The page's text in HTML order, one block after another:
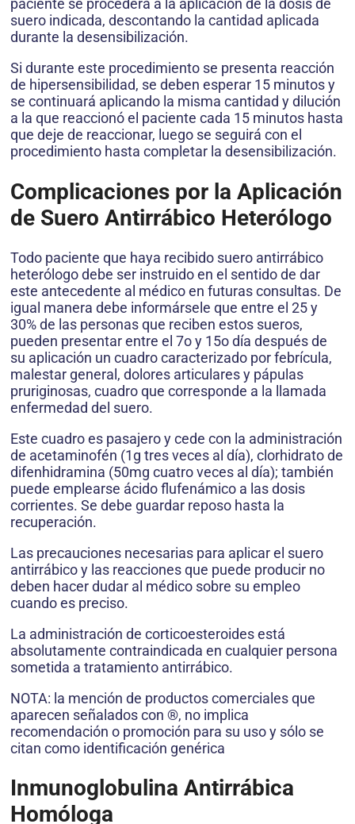
paciente se procederá a la aplicación de la dosis de
suero indicada, descontando la cantidad aplicada
durante la desensibilización.
Si durante este procedimiento se presenta reacción
de hipersensibilidad, se deben esperar 15 minutos y
se continuará aplicando la misma cantidad y dilución
a la que reaccionó el paciente cada 15 minutos hasta
que deje de reaccionar, luego se seguirá con el
procedimiento hasta completar la desensibilización.
Complicaciones por la Aplicación
de Suero Antirrábico Heterólogo
Todo paciente que haya recibido suero antirrábico
heterólogo debe ser instruido en el sentido de dar
este antecedente al médico en futuras consultas. De
igual manera debe informársele que entre el 25 y
30% de las personas que reciben estos sueros,
pueden presentar entre el 7o y 15o día después de
su aplicación un cuadro caracterizado por febrícula,
malestar general, dolores articulares y pápulas
pruriginosas, cuadro que corresponde a la llamada
enfermedad del suero.
Este cuadro es pasajero y cede con la administración
de acetaminofén (1g tres veces al día), clorhidrato de
difenhidramina (50mg cuatro veces al día); también
puede emplearse ácido flufenámico a las dosis
corrientes. Se debe guardar reposo hasta la
recuperación.
Las precauciones necesarias para aplicar el suero
antirrábico y las reacciones que puede producir no
deben hacer dudar al médico sobre su empleo
cuando es preciso.
La administración de corticoesteroides está
absolutamente contraindicada en cualquier persona
sometida a tratamiento antirrábico.
NOTA: la mención de productos comerciales que
aparecen señalados con ®, no implica
recomendación o promoción para su uso y sólo se
citan como identificación genérica
Inmunoglobulina Antirrábica
Homóloga